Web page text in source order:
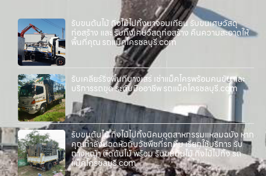
รับขนต้นไม้ กิ่งไม้ไปทิ้งนาจอมเทียน รับขนเศษวัสดุ
ก่อสร้าง และ รับทิ้งเศษวัสดุก่อสร้าง คืนความสะอาดให้
พื้นที่คุณ รถแม็คโครชลบุรี.com
รับเคลียร์ริ่งพื้นที่บางเสร่ เช่าแม็คโครพร้อมคนขับ และ
บริการรถขุด ระดับมืออาชีพ รถแม็คโครชลบุรี.com
รับขนต้นไม้ กิ่งไม้ไปทิ้งนิคมอุตสาหกรรมแหลมฉบัง หาก
คุณกำลังปวดหัวกับวัชพืชที่รกทึบ เรียกใช้บริการ รับ
ถางหญ้า ตัดต้นไม้ พร้อม รับขนต้นไม้ กิ่งไม้ไปทิ้ง รถ
แม็คโครชลบุรี.com